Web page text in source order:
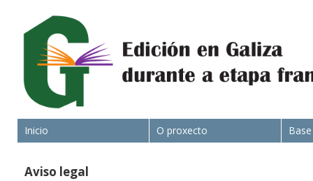
Inicio O proxecto
Aviso legal